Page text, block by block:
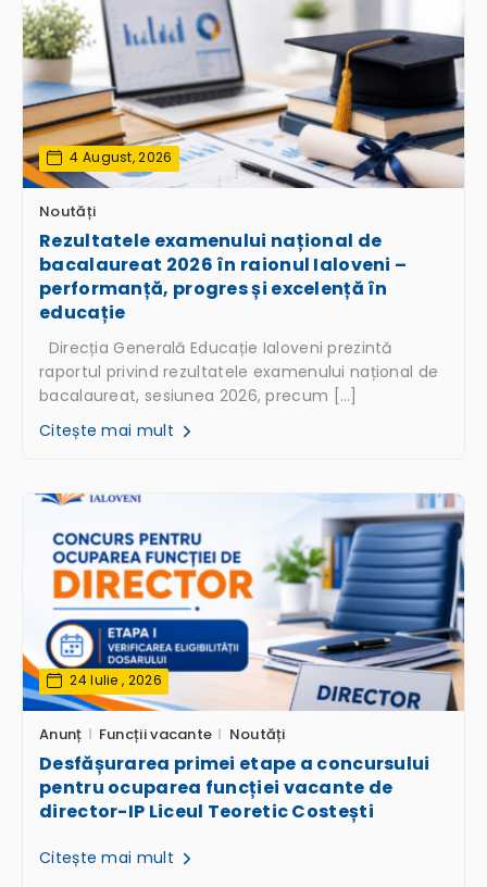
4 August, 2026
Noutăți
Rezultatele examenului național de
bacalaureat 2026 în raionul Ialoveni –
performanță, progres și excelență în
educație
Direcția Generală Educație Ialoveni prezintă
raportul privind rezultatele examenului național de
bacalaureat, sesiunea 2026, precum […]
Citește mai mult
24 Iulie , 2026
Anunț Funcții vacante Noutăți
Desfășurarea primei etape a concursului
pentru ocuparea funcției vacante de
director-IP Liceul Teoretic Costești
Citește mai mult